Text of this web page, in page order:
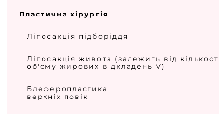
Пластична хірургія
Ліпосакція підборіддя
Ліпосакція живота (залежить від
об'єму жирових відкладень V)
Блеферопластика
верхніх повік